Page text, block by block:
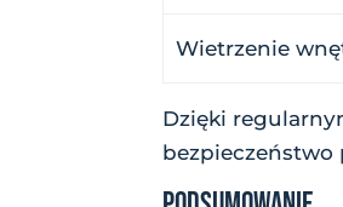
Wietrzenie
Dzięki